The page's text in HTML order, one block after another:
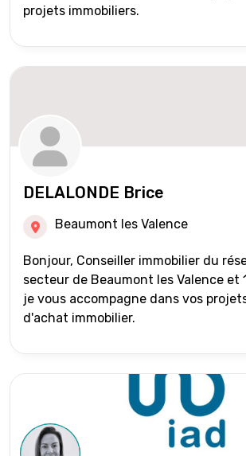
projets immobiliers.
DELALONDE Brice
Beaumont les Valence
Bonjour, Conseiller immobilier du réseau IAD sur le
secteur de Beaumont les Valence et
je vous accompagne dans vos
d'achat immobilier.